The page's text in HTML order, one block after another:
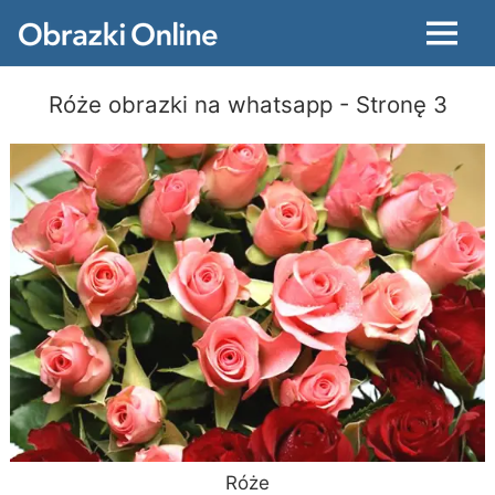
Menu
Róże obrazki na whatsapp- Stronę 3
Róże